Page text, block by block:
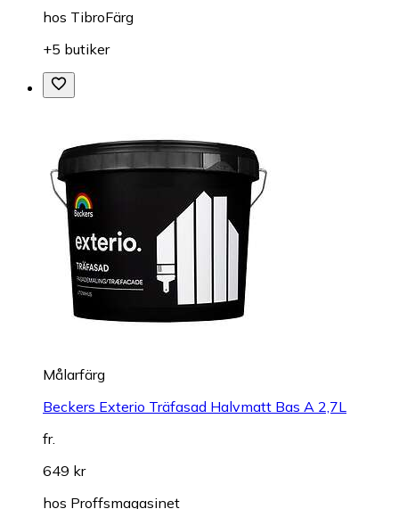
hos TibroFärg
+5 butiker
Målarfärg
Beckers Exterio Träfasad Halvmatt Bas A 2,7L
fr.
649 kr
hos Proffsmagasinet